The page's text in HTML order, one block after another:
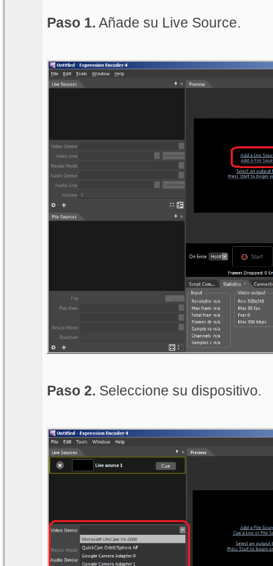
Paso 1. Añade su Live Source.
Paso 2. Seleccione su dispositivo.